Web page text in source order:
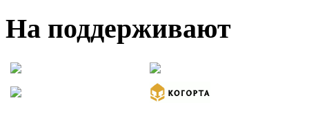
На поддерживают